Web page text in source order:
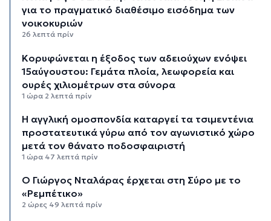
για το πραγματικό διαθέσιμο εισόδημα των
νοικοκυριών
26 λεπτά πρίν
Κορυφώνεται η έξοδος των αδειούχων ενόψει
15αύγουστου: Γεμάτα πλοία, λεωφορεία και
ουρές χιλιομέτρων στα σύνορα
1 ώρα 2 λεπτά πρίν
Η αγγλική ομοσπονδία καταργεί τα τσιμεντένια
προστατευτικά γύρω από τον αγωνιστικό χώρο
μετά τον θάνατο ποδοσφαιριστή
1 ώρα 47 λεπτά πρίν
Ο Γιώργος Νταλάρας έρχεται στη Σύρο με το
«Ρεμπέτικο»
2 ώρες 49 λεπτά πρίν